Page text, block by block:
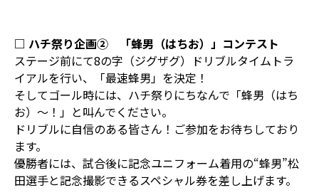
□ ハチ祭り企画② 「蜂男（はちお）」コンテスト
ステージ前にて8の字（ジグザグ）ドリブルタイムトラ
イアルを行い、「最速蜂男」を決定！
そしてゴール時には、ハチ祭りにちなんで「蜂男（はち
お）～！」と叫んでください。
ドリブルに自信のある皆さん！ご参加をお待ちしており
ます。
優勝者には、試合後に記念ユニフォーム着用の“蜂男”松
田選手と記念撮影できるスペシャル券を差し上げます。